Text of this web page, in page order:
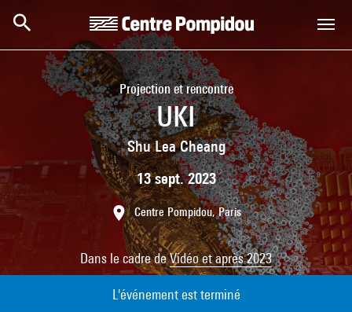
Projection et rencontre
UKI
Shu Lea Cheang
13 sept. 2023
Centre Pompidou, Paris
Dans le cadre deVidéo et après 2023
L'événement est terminé